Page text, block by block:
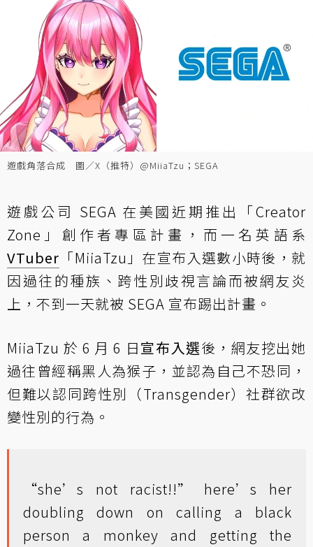
遊戲角落合成 圖／X（推特）@MiiaTzu；SEGA
遊戲公司 SEGA 在美國近期推出
「Creator
Zone」創作者專區計畫 ，而一名英語系
VTuber 「MiiaTzu」在宣布入選數小時後，就
因過往的種族、跨性別歧視言論而被網友炎
上，不到一天就被 SEGA 宣布踢出計畫。
MiiaTzu 於 6 月 6 日宣布入選後，網友挖出她
過往曾經稱黑人為猴子，並認為自己不恐同，
但難以認同跨性別（Transgender）社群欲改
變性別的行為。
“she’s not racist!!” here’s her
doubling down on calling a black
person a monkey and getting the